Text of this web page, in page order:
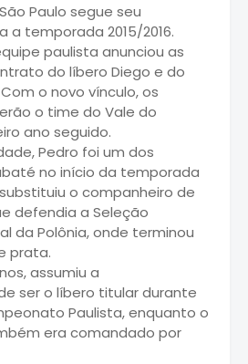
Paulo segue seu
a temporada 2015/2016.
paulista anunciou as
do líbero Diego e do
o novo vínculo, os
o time do Vale do
ano seguido.
Pedro foi um dos
no início da temporada
o companheiro de
defendia a Seleção
da Polônia, onde terminou
prata.
assumiu a
ser o líbero titular durante
Paulista, enquanto o
era comandado por